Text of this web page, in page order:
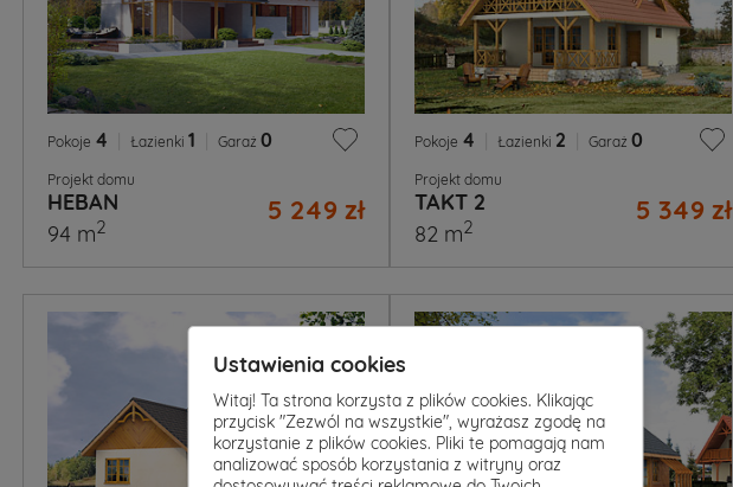
Pokoje 4 Łazienki 1 Garaż 0
Projekt domu
HEBAN 5 249 zł
94 m2
Pokoje 4 Łazienki 2 Garaż 0
Projekt domu
TAKT 2 5 349 zł
82 m2
Ustawienia cookies
Witaj! Ta strona korzysta z plików cookies. Klikając
przycisk "Zezwól na wszystkie", wyrażasz zgodę na
korzystanie z plików cookies. Pliki te pomagają nam
analizować sposób korzystania z witryny oraz